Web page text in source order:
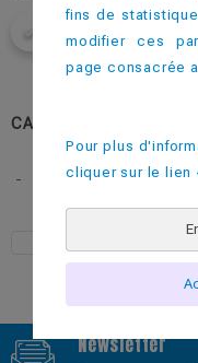
CATEGORIES:
-
Newsletter
fins de
modifier ces
page consacrée
Pour plus
cliquer sur le lien